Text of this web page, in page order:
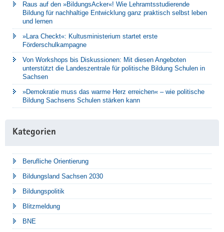
Raus auf den »BildungsAcker«! Wie Lehramtsstudierende
Bildung für nachhaltige Entwicklung ganz praktisch selbst leben
und lernen
»Lara Checkt«: Kultusministerium startet erste
Förderschulkampagne
Von Workshops bis Diskussionen: Mit diesen Angeboten
unterstützt die Landeszentrale für politische Bildung Schulen in
Sachsen
»Demokratie muss das warme Herz erreichen« – wie politische
Bildung Sachsens Schulen stärken kann
Kategorien
Berufliche Orientierung
Bildungsland Sachsen 2030
Bildungspolitik
Blitzmeldung
BNE